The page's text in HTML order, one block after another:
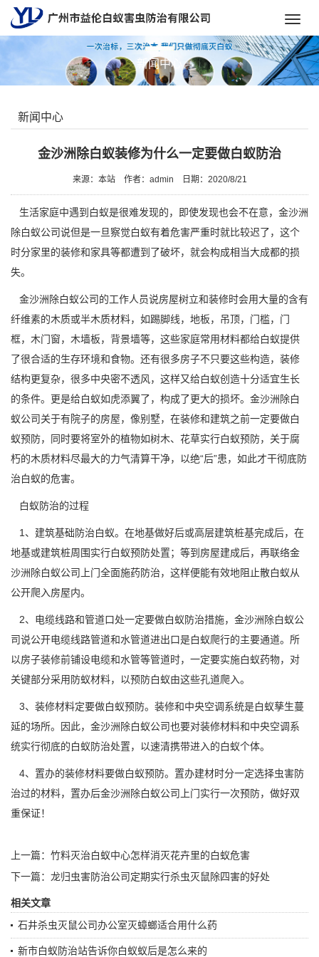
新闻中心
新闻中心
金沙洲除白蚁装修为什么一定要做白蚁防治
来源：本站 作者：admin 日期：2020/8/21
生活家庭中遇到白蚁是很难发现的，即使发现也会不在意，金沙洲
除白蚁公司说但是一旦察觉白蚁有着危害严重时就比较迟了，这个
时分家里的装修和家具等都遭到了破坏，就会构成相当大成都的损
失。
金沙洲除白蚁公司的工作人员说房屋树立和装修时会用大量的含有
纤维素的木质或半木质材料，如踢脚线，地板，吊顶，门槛，门
框，木门窗，木墙板，背景墙等，这些家庭常用材料都给白蚁提供
了很合适的生存环境和食物。还有很多房子不只要这些构造，装修
结构更复杂，很多中央密不透风，这样又给白蚁创造十分适宜生长
的条件。更是给白蚁如虎添翼了，构成了更大的损坏。金沙洲除白
蚁公司关于有院子的房屋，像别墅，在装修和建筑之前一定要做白
蚁预防，同时要将室外的植物如树木、花草实行白蚁预防，关于腐
朽的木质材料尽最大的力气清算干净，以绝“后”患，如此才干彻底防
治白蚁的危害。
白蚁防治的过程
1、建筑基础防治白蚁。在地基做好后或高层建筑桩基完成后，在
地基或建筑桩周围实行白蚁预防处置；等到房屋建成后，再联络金
沙洲除白蚁公司上门全面施药防治，这样便能有效地阻止散白蚁从
公开爬入房屋内。
2、电缆线路和管道口处一定要做白蚁防治措施，金沙洲除白蚁公
司说公开电缆线路管道和水管道进出口是白蚁爬行的主要通道。所
以房子装修前铺设电缆和水管等管道时，一定要实施白蚁药物，对
关键部分采用防蚁材料，以预防白蚁由这些孔道爬入。
3、装修材料定要做白蚁预防。装修和中央空调系统是白蚁孳生蔓
延的场所。因此，金沙洲除白蚁公司也要对装修材料和中央空调系
统实行彻底的白蚁防治处置，以速清携带进入的白蚁个体。
4、置办的装修材料要做白蚁预防。置办建材时分一定选择虫害防
治过的材料，置办后金沙洲除白蚁公司上门实行一次预防，做好双
重保证！
上一篇： 竹料灭治白蚁中心怎样消灭花卉里的白蚁危害
下一篇： 龙归虫害防治公司定期实行杀虫灭鼠除四害的好处
相关文章
石井杀虫灭鼠公司办公室灭蟑螂适合用什么药
新市白蚁防治站告诉你白蚁蚁后是怎么来的